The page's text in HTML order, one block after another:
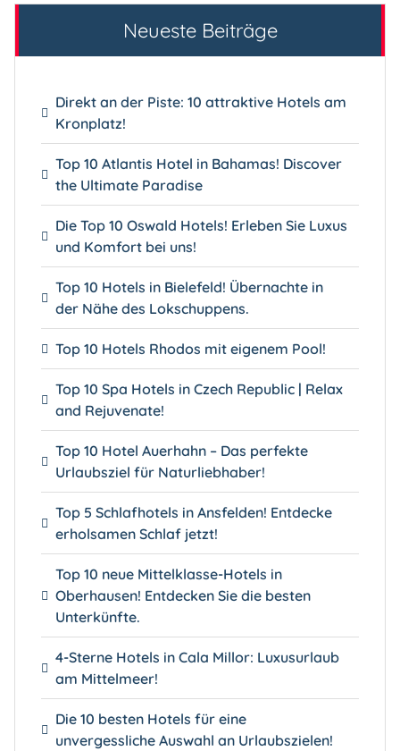
Neueste Beiträge
Direkt an der Piste: 10 attraktive Hotels am
Kronplatz!
Top 10 Atlantis Hotel in Bahamas! Discover
the Ultimate Paradise
Die Top 10 Oswald Hotels! Erleben Sie Luxus
und Komfort bei uns!
Top 10 Hotels in Bielefeld! Übernachte in
der Nähe des Lokschuppens.
Top 10 Hotels Rhodos mit eigenem Pool!
Top 10 Spa Hotels in Czech Republic | Relax
and Rejuvenate!
Top 10 Hotel Auerhahn – Das perfekte
Urlaubsziel für Naturliebhaber!
Top 5 Schlafhotels in Ansfelden! Entdecke
erholsamen Schlaf jetzt!
Top 10 neue Mittelklasse-Hotels in
Oberhausen! Entdecken Sie die besten
Unterkünfte.
4-Sterne Hotels in Cala Millor: Luxusurlaub
am Mittelmeer!
Die 10 besten Hotels für eine
unvergessliche Auswahl an Urlaubszielen!